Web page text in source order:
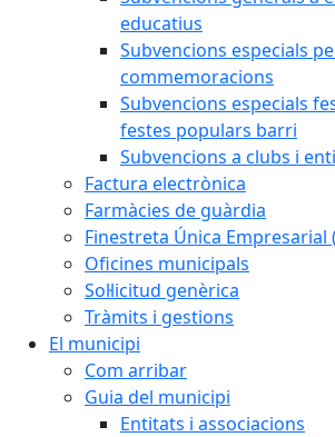
educatius
Subvencions especials
commemoracions
Subvencions especials
festes populars barri
Subvencions a clubs i
Factura electrònica
Farmàcies de guàrdia
Finestreta Única Empresarial
Oficines municipals
Sol·licitud genèrica
Tràmits i gestions
El municipi
Com arribar
Guia del municipi
Entitats i associacions